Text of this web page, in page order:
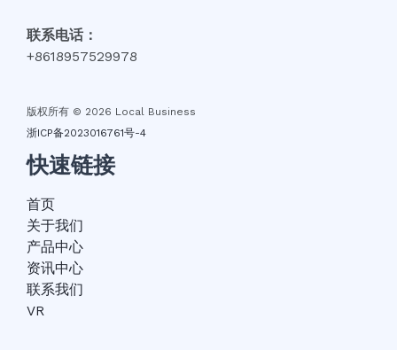
联系电话：
+8618957529978
版权所有 © 2026 Local Business
浙ICP备2023016761号-4
快速链接
首页
关于我们
产品中心
资讯中心
联系我们
VR